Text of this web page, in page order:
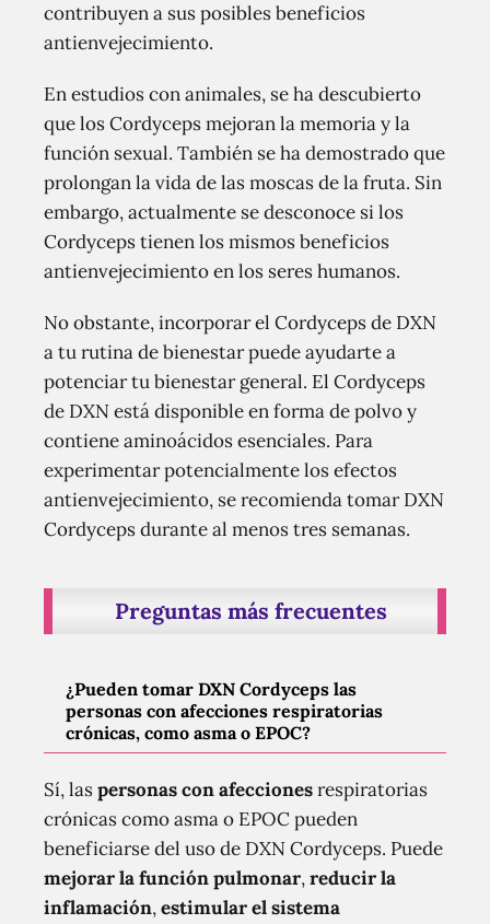
contribuyen a sus posibles beneficios
antienvejecimiento.
En estudios con animales, se ha descubierto
que los Cordyceps mejoran la memoria y la
función sexual. También se ha demostrado que
prolongan la vida de las moscas de la fruta. Sin
embargo, actualmente se desconoce si los
Cordyceps tienen los mismos beneficios
antienvejecimiento en los seres humanos.
No obstante, incorporar el Cordyceps de DXN
a tu rutina de bienestar puede ayudarte a
potenciar tu bienestar general. El Cordyceps
de DXN está disponible en forma de polvo y
contiene aminoácidos esenciales. Para
experimentar potencialmente los efectos
antienvejecimiento, se recomienda tomar DXN
Cordyceps durante al menos tres semanas.
Preguntas más frecuentes
¿Pueden tomar DXN Cordyceps las
personas con afecciones respiratorias
crónicas, como asma o EPOC?
Sí, laspersonas con afeccionesrespiratorias
crónicas como asma o EPOC pueden
beneficiarse del uso de DXN Cordyceps. Puede
mejorar la función pulmonar,reducir la
inflamación,estimular el sistema